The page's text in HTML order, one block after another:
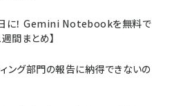
に！ Gemini Notebookを無料で
間まとめ】
ング部門の報告に納得できないの